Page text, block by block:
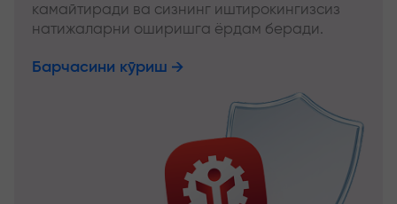
камайтиради ва сизнинг иштирокингизсиз
натижаларни оширишга ёрдам беради.
Барчасини кўриш